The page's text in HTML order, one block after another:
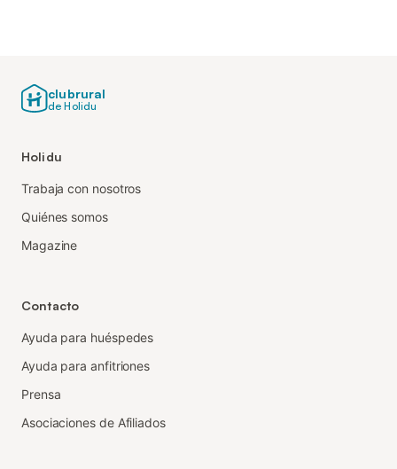
clubrural
de Holidu
Holidu
Trabaja con nosotros
Quiénes somos
Magazine
Contacto
Ayuda para huéspedes
Ayuda para anfitriones
Prensa
Asociaciones de Afiliados